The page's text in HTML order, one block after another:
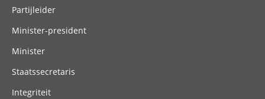
Partijleider
Minister-president
Minister
Staatssecretaris
Integriteit